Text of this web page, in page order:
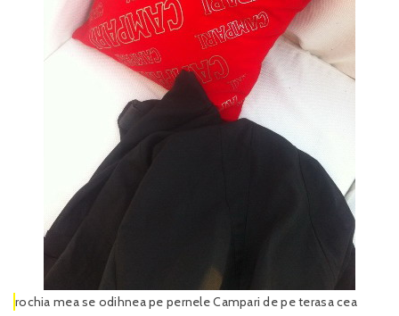
rochia mea se odihnea pe pernele Campari de pe terasa cea